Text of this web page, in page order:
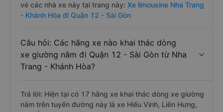
vé các nhà xe này tại trang này: Xe limousine Nha Trang
- Khánh Hòa đi Quận 12 - Sài Gòn
Câu hỏi: Các hãng xe nào khai thác dòng
xe giường nằm đi Quận 12 - Sài Gòn từ Nha
Trang - Khánh Hòa?
Trả lời: Hiện tại có 17 hãng xe khai thác dòng xe giường
nằm trên tuyến đường này là xe Hiếu Vinh, Liên Hưng,